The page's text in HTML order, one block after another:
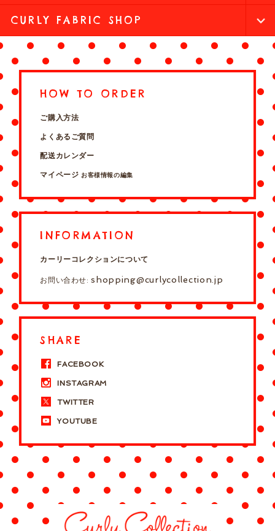
CURLY FABRIC SHOP
HOW TO ORDER
ご購入方法
よくあるご質問
配送カレンダー
マイページ お客様情報の編集
INFORMATION
カーリーコレクションについて
お問い合わせ:shopping@curlycollection.jp
SHARE
FACEBOOK
INSTAGRAM
TWITTER
YOUTUBE